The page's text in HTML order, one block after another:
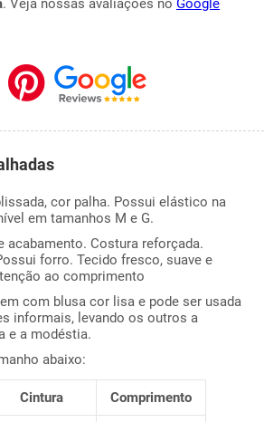
. Veja nossas avaliações no Google
cor palha. Possui elástico na
em tamanhos M e G.
acabamento. Costura reforçada.
forro. Tecido fresco, suave e
ao comprimento
com blusa cor lisa e pode ser usada
informais, levando os outros a
e a modéstia.
abaixo:
Cintura Comprimento